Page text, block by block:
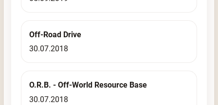
Off-Road Drive
30.07.2018
O.R.B. - Off-World Resource Base
30.07.2018